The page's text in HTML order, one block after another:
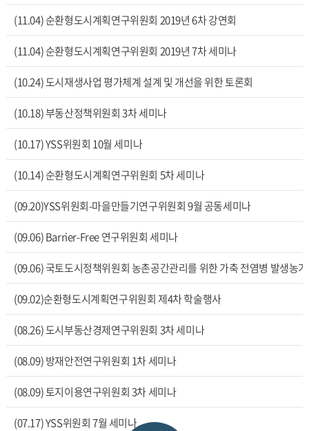
(11.04) 순환형도시계획연구위원회 2019년 6차 강연회
(11.04) 순환형도시계획연구위원회 2019년 7차 세미나
(10.24) 도시재생사업 평가체계 설계 및 개선을 위한 토론회
(10.18) 부동산정책위원회 3차 세미나
(10.17) YSS위원회 10월 세미나
(10.14) 순환형도시계획연구위원회 5차 세미나
(09.20)YSS위원회-마을만들기연구위원회 9월 공동세미나
(09.06) Barrier-Free 연구위원회 세미나
(09.06) 국토도시정책위원회 농촌공간관리를 위한 가축 전염병 발생농
(09.02)순환형도시계획연구위원회 제4차 학술행사
(08.26) 도시부동산경제연구위원회 3차 세미나
(08.09) 방재안전연구위원회 1차 세미나
(08.09) 토지이용연구위원회 3차 세미나
(07.17) YSS위원회 7월 세미나